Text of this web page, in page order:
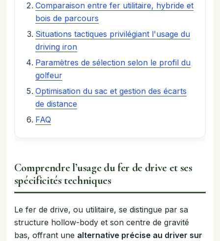
Comparaison entre fer utilitaire, hybride et
bois de parcours
Situations tactiques privilégiant l'usage du
driving iron
Paramètres de sélection selon le profil du
golfeur
Optimisation du sac et gestion des écarts
de distance
FAQ
Comprendre l’usage du fer de drive et ses
spécificités techniques
Le fer de drive, ou utilitaire, se distingue par sa
structure hollow-body et son centre de gravité
bas, offrant une alternative précise au driver sur